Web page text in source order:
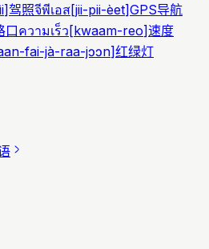
]驾照จีพีเอส[jii-pii-èet]GPS导航
口ความเร็ว[kwaam-reo]速度
fai-jà-raa-jɔɔn]红绿灯